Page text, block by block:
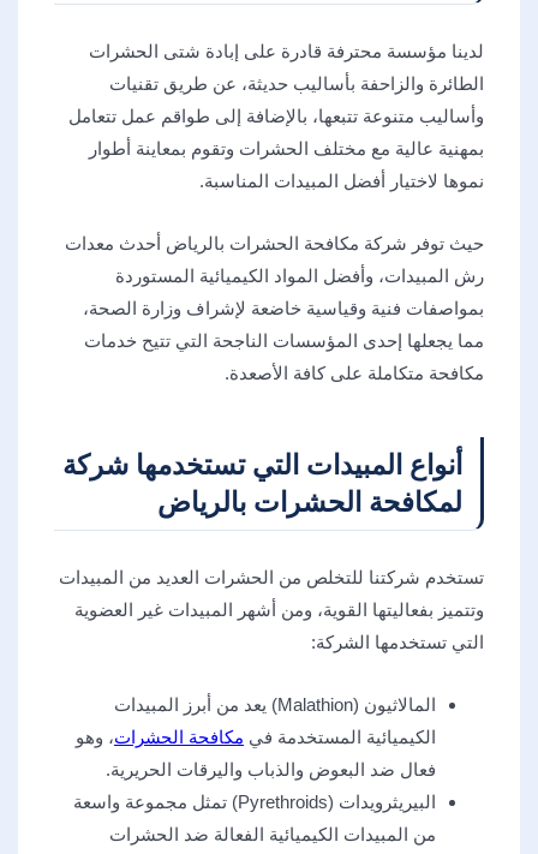
لدينا مؤسسة محترفة قادرة على إبادة شتى الحشرات
الطائرة والزاحفة بأساليب حديثة، عن طريق تقنيات
وأساليب متنوعة تتبعها، بالإضافة إلى طواقم عمل تتعامل
بمهنية عالية مع مختلف الحشرات وتقوم بمعاينة أطوار
نموها لاختيار أفضل المبيدات المناسبة.
حيث توفر شركة مكافحة الحشرات بالرياض أحدث معدات
رش المبيدات، وأفضل المواد الكيميائية المستوردة
بمواصفات فنية وقياسية خاضعة لإشراف وزارة الصحة،
مما يجعلها إحدى المؤسسات الناجحة التي تتيح خدمات
مكافحة متكاملة على كافة الأصعدة.
أنواع المبيدات التي تستخدمها شركة
لمكافحة الحشرات بالرياض
تستخدم شركتنا للتخلص من الحشرات العديد من المبيدات
وتتميز بفعاليتها القوية، ومن أشهر المبيدات غير العضوية
التي تستخدمها الشركة:
المالاثيون (Malathion) يعد من أبرز المبيدات
الكيميائية المستخدمة في مكافحة الحشرات، وهو
فعال ضد البعوض والذباب واليرقات الحريرية.
البيريثرويدات (Pyrethroids) تمثل مجموعة واسعة
من المبيدات الكيميائية الفعالة ضد الحشرات